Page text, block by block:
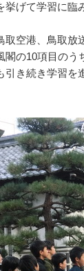
げて学習に臨
空港、鳥取放
閣の10項目の
引き続き学習